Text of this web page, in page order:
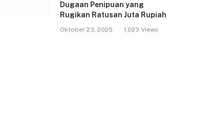
Dugaan Penipuan yang
Rugikan Ratusan Juta Rupiah
Oktober 23, 2025 1,023 Views